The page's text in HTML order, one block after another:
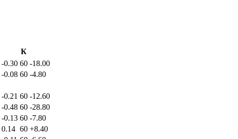
К
-0.30 60 -18.00
-0.08 60 -4.80
-0.21 60 -12.60
-0.48 60 -28.80
-0.13 60 -7.80
0.14 60 +8.40